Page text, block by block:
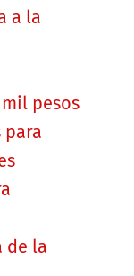
a la
pesos
para
de la